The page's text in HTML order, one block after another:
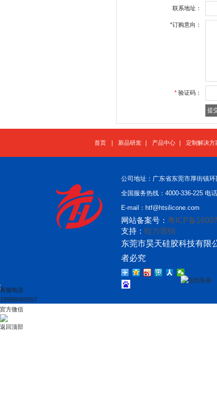
联系地址：
*订购意向：
* 验证码：
首页 新品研发 产品中心 定制解决方
公司地址：广东省东莞市厚街镇
全国服务热线：4000-336-225 电
E-mail：htf@htsilicone.com
网站备案号： 粤ICP备
支持： 给力营销
东莞市昊天硅胶科技有限
者必究
在线客服
客服电话
18998060557
官方微信
返回顶部